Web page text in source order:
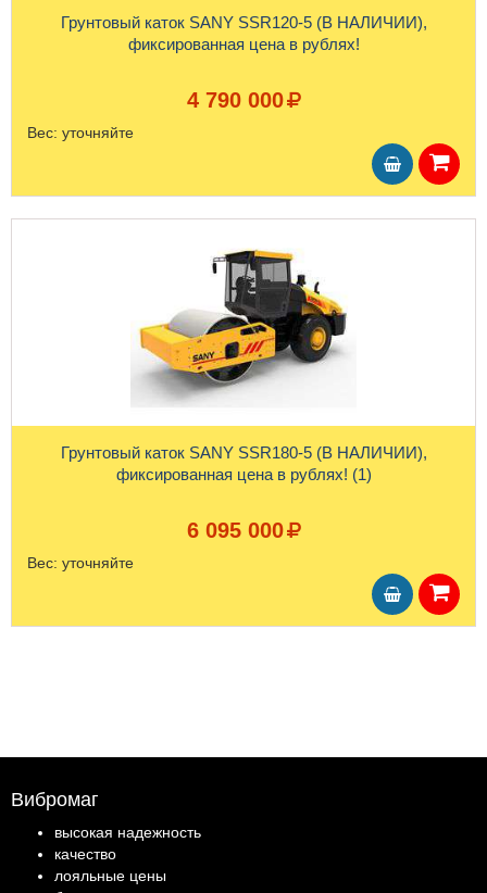
Грунтовый каток SANY SSR120-5 (В НАЛИЧИИ),
фиксированная цена в рублях!
4 790 000
Вес: уточняйте
Грунтовый каток SANY SSR180-5 (В НАЛИЧИИ),
фиксированная цена в рублях! (1)
6 095 000
Вес: уточняйте
Вибромаг
высокая надежность
качество
лояльные цены